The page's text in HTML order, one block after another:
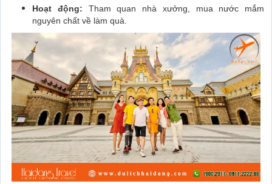
Hoạt động: Tham quan nhà xưởng, mua nước mắm
nguyên chất về làm quà.